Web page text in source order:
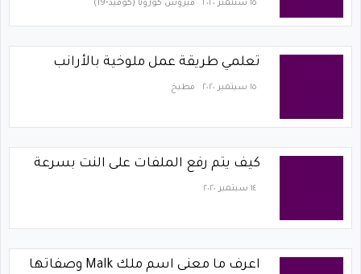
١٥ سبتمبر ٢٠٢٠ فيروس كورونا (كوفيد-19)‏
تعلمي طريقة عمل ملوخية بالأرانب
١٥ سبتمبر ٢٠٢٠ مطبخ
كيف يتم رفع الملفات على النت بسرعة
١٤ سبتمبر ٢٠٢٠
اعرف ما معنى اسم ملك Malk وصفاتها